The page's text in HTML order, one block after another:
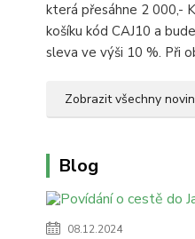
která přesáhne 2 000,-
košíku kód CAJ10 a
sleva ve výši 10 %. Při
Zobrazit všechny
Blog
08.12.2024